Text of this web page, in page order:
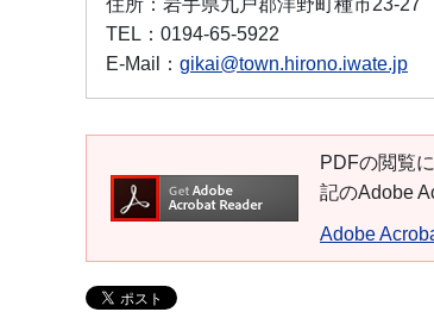
住所： 岩手県九戸郡洋野町種市23-
TEL： 0194-65-5922
E-Mail： gikai@town.hirono.iwate.jp
PDFの閲覧
記のAdobe
Adobe